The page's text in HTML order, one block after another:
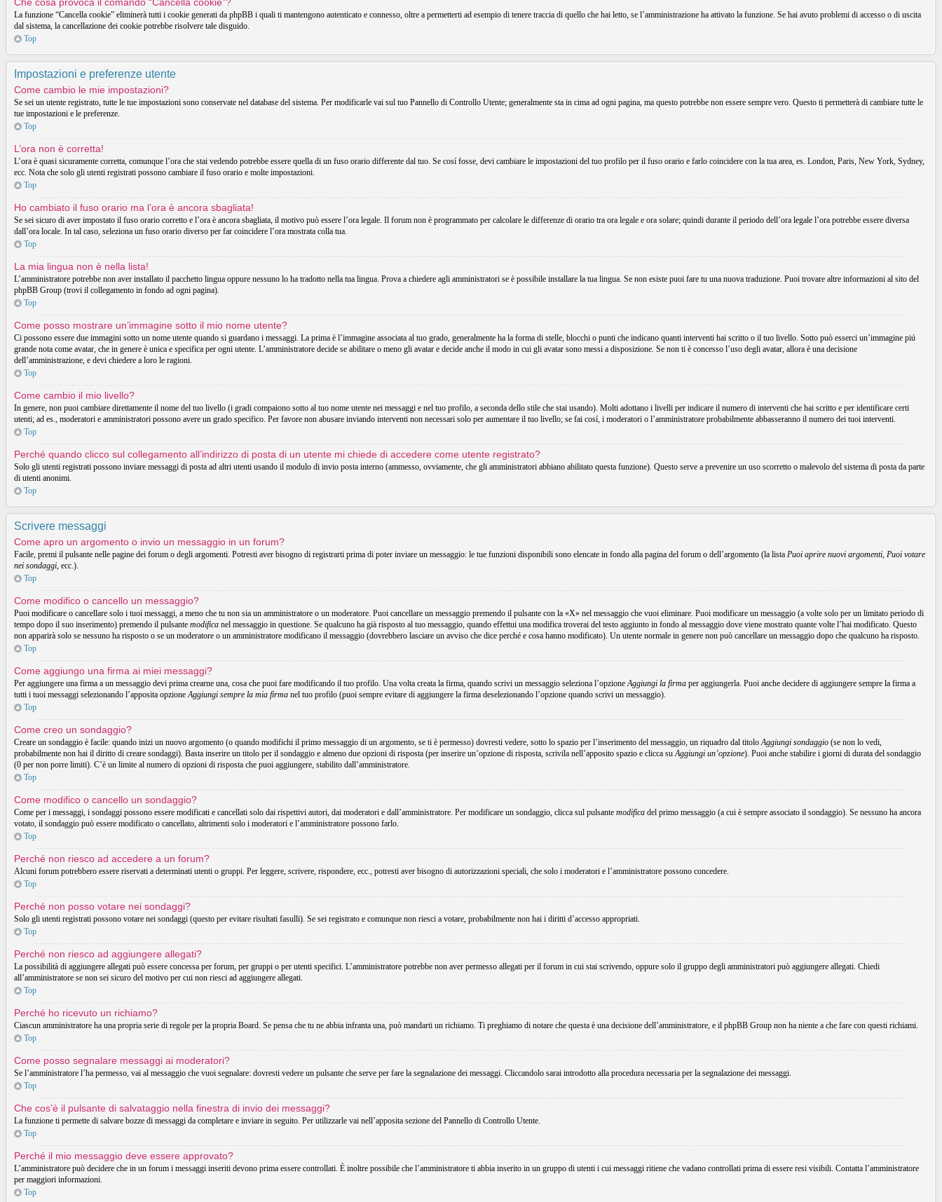
La funzione “Cancella cookie” eliminerà tutti i cookie generati da phpBB i quali ti mantengono autenticato e connesso, oltre a permetterti ad esempio di tenere traccia di quello che hai letto, se l’amministrazione ha attivato la funzione. Se hai avuto problemi di accesso o di uscita
dal sistema, la cancellazione dei cookie potrebbe risolvere tale disguido.
Top
Impostazioni e preferenze utente
Come cambio le mie impostazioni?
Se sei un utente registrato, tutte le tue impostazioni sono conservate nel database del sistema. Per modificarle vai sul tuo Pannello di Controllo Utente; generalmente sta in cima ad ogni pagina, ma questo potrebbe non essere sempre vero. Questo ti permetterà di cambiare tutte le
tue impostazioni e le preferenze.
Top
L’ora non è corretta!
L’ora è quasi sicuramente corretta, comunque l’ora che stai vedendo potrebbe essere quella di un fuso orario differente dal tuo. Se cosí fosse, devi cambiare le impostazioni del tuo profilo per il fuso orario e farlo coincidere con la tua area, es. London, Paris, New York, Sydney,
ecc. Nota che solo gli utenti registrati possono cambiare il fuso orario e molte impostazioni.
Top
Ho cambiato il fuso orario ma l’ora è ancora sbagliata!
Se sei sicuro di aver impostato il fuso orario corretto e l’ora è ancora sbagliata, il motivo può essere l’ora legale. Il forum non è programmato per calcolare le differenze di orario tra ora legale e ora solare; quindi durante il periodo dell’ora legale l’ora potrebbe essere diversa
dall’ora locale. In tal caso, seleziona un fuso orario diverso per far coincidere l’ora mostrata colla tua.
Top
La mia lingua non è nella lista!
L’amministratore potrebbe non aver installato il pacchetto lingua oppure nessuno lo ha tradotto nella tua lingua. Prova a chiedere agli amministratori se è possibile installare la tua lingua. Se non esiste puoi fare tu una nuova traduzione. Puoi trovare altre informazioni al sito del
phpBB Group (trovi il collegamento in fondo ad ogni pagina).
Top
Come posso mostrare un’immagine sotto il mio nome utente?
Ci possono essere due immagini sotto un nome utente quando si guardano i messaggi. La prima è l’immagine associata al tuo grado, generalmente ha la forma di stelle, blocchi o punti che indicano quanti interventi hai scritto o il tuo livello. Sotto può esserci un’immagine piú
grande nota come avatar, che in genere è unica e specifica per ogni utente. L’amministratore decide se abilitare o meno gli avatar e decide anche il modo in cui gli avatar sono messi a disposizione. Se non ti è concesso l’uso degli avatar, allora è una decisione
dell’amministrazione, e devi chiedere a loro le ragioni.
Top
Come cambio il mio livello?
In genere, non puoi cambiare direttamente il nome del tuo livello (i gradi compaiono sotto al tuo nome utente nei messaggi e nel tuo profilo, a seconda dello stile che stai usando). Molti adottano i livelli per indicare il numero di interventi che hai scritto e per identificare certi
utenti; ad es., moderatori e amministratori possono avere un grado specifico. Per favore non abusare inviando interventi non necessari solo per aumentare il tuo livello; se fai cosí, i moderatori o l’amministratore probabilmente abbasseranno il numero dei tuoi interventi.
Top
Perché quando clicco sul collegamento all’indirizzo di posta di un utente mi chiede di accedere come utente registrato?
Solo gli utenti registrati possono inviare messaggi di posta ad altri utenti usando il modulo di invio posta interno (ammesso, ovviamente, che gli amministratori abbiano abilitato questa funzione). Questo serve a prevenire un uso scorretto o malevolo del sistema di posta da parte
di utenti anonimi.
Top
Scrivere messaggi
Come apro un argomento o invio un messaggio in un forum?
Facile, premi il pulsante nelle pagine dei forum o degli argomenti. Potresti aver bisogno di registrarti prima di poter inviare un messaggio: le tue funzioni disponibili sono elencate in fondo alla pagina del forum o dell’argomento (la lista Puoi aprire nuovi argomenti, Puoi votare
nei sondaggi, ecc.).
Top
Come modifico o cancello un messaggio?
Puoi modificare o cancellare solo i tuoi messaggi, a meno che tu non sia un amministratore o un moderatore. Puoi cancellare un messaggio premendo il pulsante con la «X» nel messaggio che vuoi eliminare. Puoi modificare un messaggio (a volte solo per un limitato periodo di
tempo dopo il suo inserimento) premendo il pulsante modifica nel messaggio in questione. Se qualcuno ha già risposto al tuo messaggio, quando effettui una modifica troverai del testo aggiunto in fondo al messaggio dove viene mostrato quante volte l’hai modificato. Questo
non apparirà solo se nessuno ha risposto o se un moderatore o un amministratore modificano il messaggio (dovrebbero lasciare un avviso che dice perché e cosa hanno modificato). Un utente normale in genere non può cancellare un messaggio dopo che qualcuno ha risposto.
Top
Come aggiungo una firma ai miei messaggi?
Per aggiungere una firma a un messaggio devi prima crearne una, cosa che puoi fare modificando il tuo profilo. Una volta creata la firma, quando scrivi un messaggio seleziona l’opzioneAggiungi la firma per aggiungerla. Puoi anche decidere di aggiungere sempre la firma a
tutti i tuoi messaggi selezionando l’apposita opzioneAggiungi sempre la mia firma nel tuo profilo (puoi sempre evitare di aggiungere la firma deselezionando l’opzione quando scrivi un messaggio).
Top
Come creo un sondaggio?
Creare un sondaggio è facile: quando inizi un nuovo argomento (o quando modifichi il primo messaggio di un argomento, se ti è permesso) dovresti vedere, sotto lo spazio per l’inserimento del messaggio, un riquadro dal titoloAggiungi sondaggio (se non lo vedi,
probabilmente non hai il diritto di creare sondaggi). Basta inserire un titolo per il sondaggio e almeno due opzioni di risposta (per inserire un’opzione di risposta, scrivila nell’apposito spazio e clicca suAggiungi un’opzione). Puoi anche stabilire i giorni di durata del sondaggio
(0 per non porre limiti). C’è un limite al numero di opzioni di risposta che puoi aggiungere, stabilito dall’amministratore.
Top
Come modifico o cancello un sondaggio?
Come per i messaggi, i sondaggi possono essere modificati e cancellati solo dai rispettivi autori, dai moderatori e dall’amministratore. Per modificare un sondaggio, clicca sul pulsante modifica del primo messaggio (a cui è sempre associato il sondaggio). Se nessuno ha ancora
votato, il sondaggio può essere modificato o cancellato, altrimenti solo i moderatori e l’amministratore possono farlo.
Top
Perché non riesco ad accedere a un forum?
Alcuni forum potrebbero essere riservati a determinati utenti o gruppi. Per leggere, scrivere, rispondere, ecc., potresti aver bisogno di autorizzazioni speciali, che solo i moderatori e l’amministratore possono concedere.
Top
Perché non posso votare nei sondaggi?
Solo gli utenti registrati possono votare nei sondaggi (questo per evitare risultati fasulli). Se sei registrato e comunque non riesci a votare, probabilmente non hai i diritti d’accesso appropriati.
Top
Perché non riesco ad aggiungere allegati?
La possibilità di aggiungere allegati può essere concessa per forum, per gruppi o per utenti specifici. L’amministratore potrebbe non aver permesso allegati per il forum in cui stai scrivendo, oppure solo il gruppo degli amministratori può aggiungere allegati. Chiedi
all’amministratore se non sei sicuro del motivo per cui non riesci ad aggiungere allegati.
Top
Perché ho ricevuto un richiamo?
Ciascun amministratore ha una propria serie di regole per la propria Board. Se pensa che tu ne abbia infranta una, può mandarti un richiamo. Ti preghiamo di notare che questa è una decisione dell’amministratore, e il phpBB Group non ha niente a che fare con questi richiami.
Top
Come posso segnalare messaggi ai moderatori?
Se l’amministratore l’ha permesso, vai al messaggio che vuoi segnalare: dovresti vedere un pulsante che serve per fare la segnalazione dei messaggi. Cliccandolo sarai introdotto alla procedura necessaria per la segnalazione dei messaggi.
Top
Che cos’è il pulsante di salvataggio nella finestra di invio dei messaggi?
La funzione ti permette di salvare bozze di messaggi da completare e inviare in seguito. Per utilizzarle vai nell’apposita sezione del Pannello di Controllo Utente.
Top
Perché il mio messaggio deve essere approvato?
L’amministratore può decidere che in un forum i messaggi inseriti devono prima essere controllati. È inoltre possibile che l’amministratore ti abbia inserito in un gruppo di utenti i cui messaggi ritiene che vadano controllati prima di essere resi visibili. Contatta l’amministratore
per maggiori informazioni.
Top